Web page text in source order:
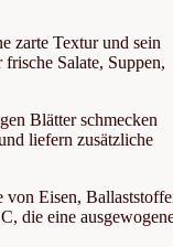
zarte Textur und sein
Salate, Suppen,
Blätter schmecken
liefern zusätzliche
von Eisen,
die eine